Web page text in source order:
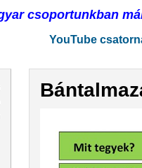
csoportunkban
YouTube